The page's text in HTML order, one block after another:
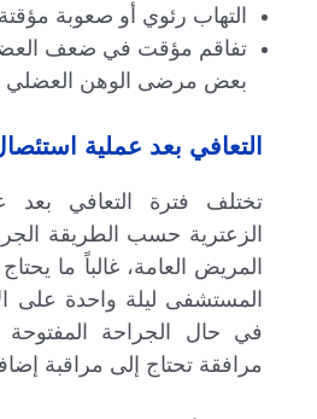
التهاب رئوي أو صعوبة
تفاقم مؤقت في ضعف
بعض مرضى الوهن العضلي
التعافي بعد عملية
تختلف فترة التعافي بعد
الزعترية حسب الطريقة
المريض العامة، غالباً ما
المستشفى ليلة واحدة على
في حال الجراحة
مرافقة تحتاج إلى مراقبة